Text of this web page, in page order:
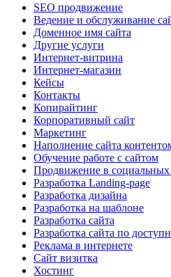
SEO продвижение
Ведение и обслуживание
Доменное имя сайта
Другие услуги
Интернет-витрина
Интернет-магазин
Кейсы
Контакты
Копирайтинг
Корпоративный сайт
Маркетинг
Наполнение сайта
Обучение работе с сайтом
Продвижение в социальных
Разработка Landing-page
Разработка дизайна
Разработка на шаблоне
Разработка сайта
Разработка сайта по
Реклама в интернете
Сайт визитка
Хостинг